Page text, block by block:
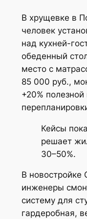
В хрущевке в
человек
над кухней-
обеденный
место с
85 000 руб.,
+20%
Кейсы
решает
30–50%.
В новостройке
инженеры
систему для
гардеробная,